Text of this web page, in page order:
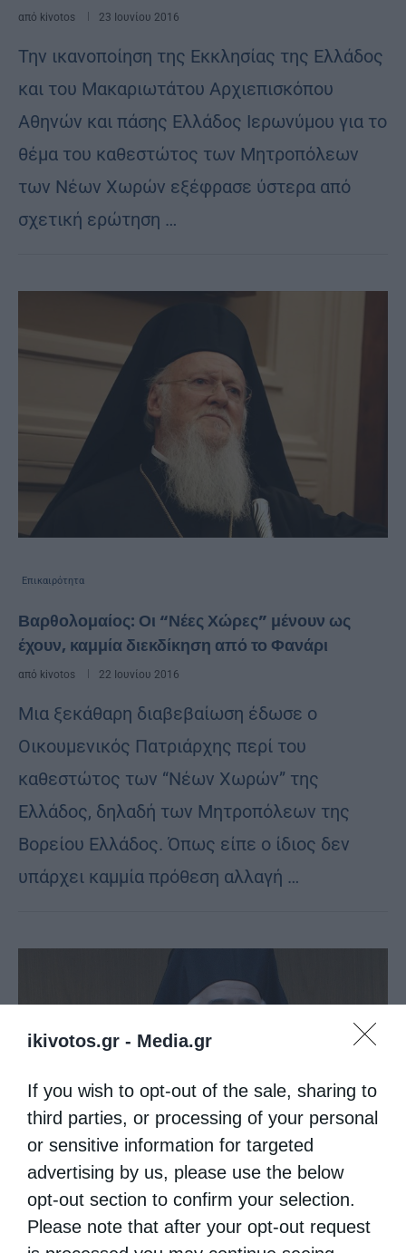
ikivotos.gr - Media.gr
If you wish to opt-out of the sale, sharing to
third parties, or processing of your personal
or sensitive information for targeted
advertising by us, please use the below
opt-out section to confirm your selection.
Please note that after your opt-out request
από kivotos 23 Ιουνίου 2016
Την ικανοποίηση της Εκκλησίας της Ελλάδος
και του Μακαριωτάτου Αρχιεπισκόπου
Αθηνών και πάσης Ελλάδος Ιερωνύμου για το
θέμα του καθεστώτος των Μητροπόλεων
των Νέων Χωρών εξέφρασε ύστερα από
σχετική ερώτηση …
Επικαιρότητα
Βαρθολομαίος: Οι “Νέες Χώρες” μένουν ως
έχουν, καμμία διεκδίκηση από το Φανάρι
από kivotos 22 Ιουνίου 2016
Μια ξεκάθαρη διαβεβαίωση έδωσε ο
Οικουμενικός Πατριάρχης περί του
καθεστώτος των “Νέων Χωρών” της
Ελλάδος, δηλαδή των Μητροπόλεων της
Βορείου Ελλάδος. Όπως είπε ο ίδιος δεν
υπάρχει καμμία πρόθεση αλλαγή …